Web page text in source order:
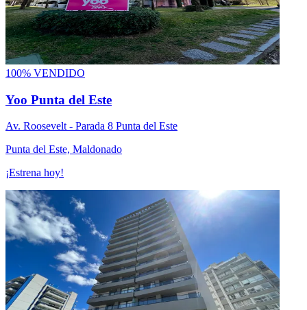
100% VENDIDO
Yoo Punta del Este
Av. Roosevelt - Parada 8 Punta del Este
Punta del Este, Maldonado
¡Estrena hoy!